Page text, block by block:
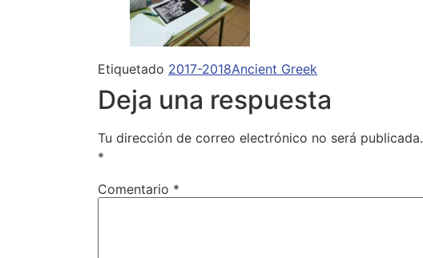
Etiquetado 2017-2018Ancient Greek
Deja una respuesta
Tu dirección de correo electrónico no será publicada.
*
Comentario *